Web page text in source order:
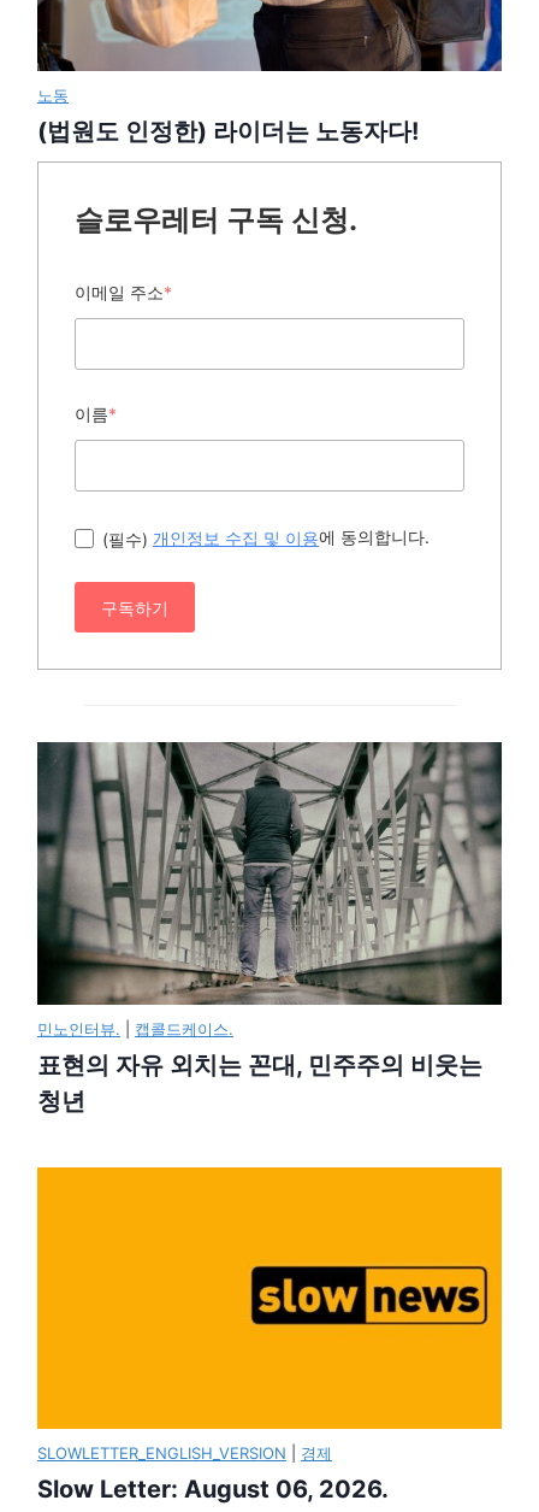
노동
(법원도 인정한) 라이더는 노동자다!
슬로우레터 구독 신청.
이메일 주소*
이름*
(필수) 개인정보 수집 및 이용에 동의합니다.
구독하기
민노인터뷰. 캡콜드케이스.
표현의 자유 외치는 꼰대, 민주주의 비웃는
청년
SLOWLETTER_ENGLISH_VERSION 경제
Slow Letter: August 06, 2026.